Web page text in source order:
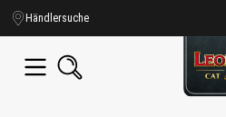
springen
Händlersuche